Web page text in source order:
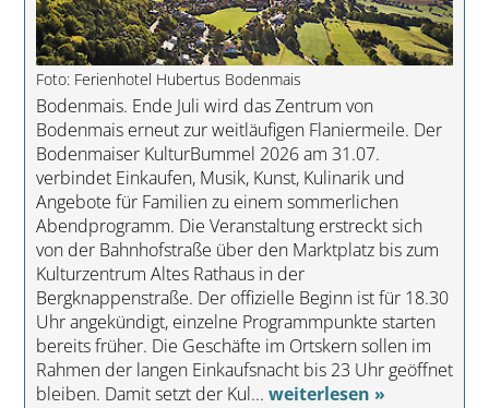
Foto: Ferienhotel Hubertus Bodenmais
Bodenmais. Ende Juli wird das Zentrum von
Bodenmais erneut zur weitläufigen Flaniermeile. Der
Bodenmaiser KulturBummel 2026 am 31.07.
verbindet Einkaufen, Musik, Kunst, Kulinarik und
Angebote für Familien zu einem sommerlichen
Abendprogramm. Die Veranstaltung erstreckt sich
von der Bahnhofstraße über den Marktplatz bis zum
Kulturzentrum Altes Rathaus in der
Bergknappenstraße. Der offizielle Beginn ist für 18.30
Uhr angekündigt, einzelne Programmpunkte starten
bereits früher. Die Geschäfte im Ortskern sollen im
Rahmen der langen Einkaufsnacht bis 23 Uhr geöffnet
bleiben. Damit setzt der Kul... weiterlesen »